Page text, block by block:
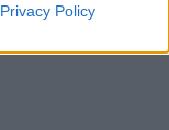
Privacy Policy